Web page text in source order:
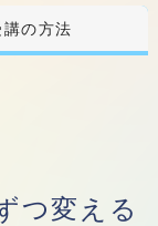
講の方法
つ変える